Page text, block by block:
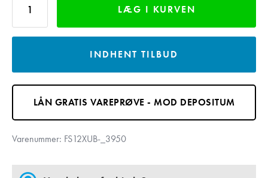
LÆG I KURVEN
INDHENT TILBUD
LÅN GRATIS VAREPRØVE - MOD DEPOSITUM
Varenummer: FS12XUB-_3950